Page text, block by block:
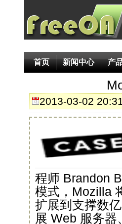
首页 新闻中心 产
2013-03-02
程师 Brandon
模式，Mozilla
扩展到支撑数
展 Web 服务